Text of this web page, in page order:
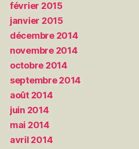
février 2015
janvier 2015
décembre 2014
novembre 2014
octobre 2014
septembre 2014
août 2014
juin 2014
mai 2014
avril 2014